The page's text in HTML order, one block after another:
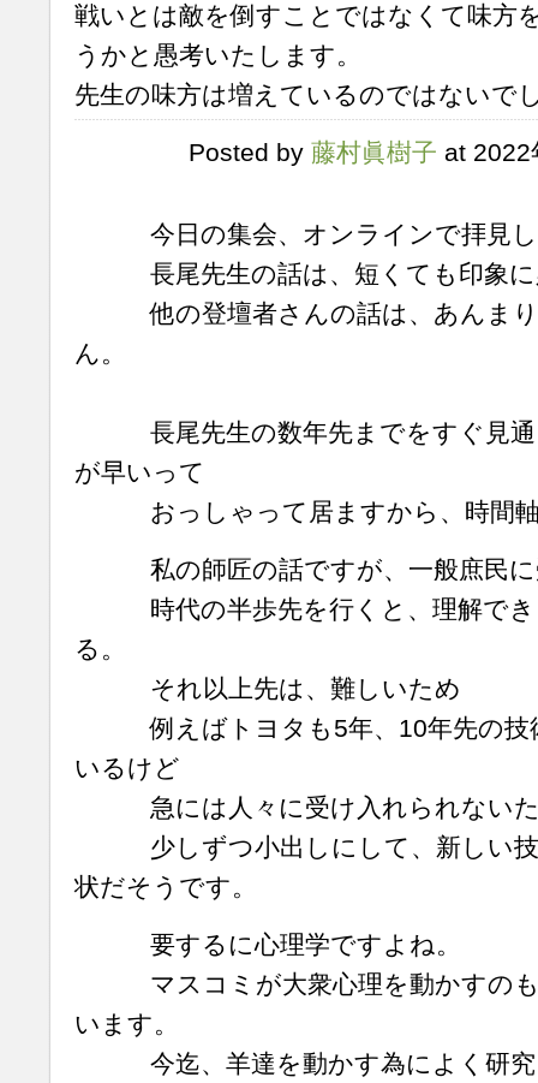
戦いとは敵を倒すことではなくて味方
うかと愚考いたします。
先生の味方は増えているのではないで
Posted by 藤村眞樹子 at
今日の集会、オンラインで拝見し
長尾先生の話は、短くても印象に
他の登壇者さんの話は、あんまり
ん。
長尾先生の数年先までをすぐ見通
が早いって
おっしゃって居ますから、時間軸
私の師匠の話ですが、一般庶民に
時代の半歩先を行くと、理解でき
る。
それ以上先は、難しいため
例えばトヨタも5年、10年先の技
いるけど
急には人々に受け入れられない
少しずつ小出しにして、新しい技
状だそうです。
要するに心理学ですよね。
マスコミが大衆心理を動かすのも
います。
今迄、羊達を動かす為によく研究